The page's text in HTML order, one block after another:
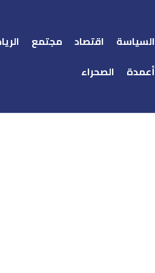
السياسة اقتصاد مجتمع
أعمدة
الصحراء